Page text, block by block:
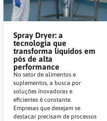
Spray Dryer: a
tecnologia que
transforma líquidos em
pós de alta
performance
No setor de alimentos e
suplementos, a busca por
soluções inovadoras e
eficientes é constante.
Empresas que desejam se
destacar precisam de processos